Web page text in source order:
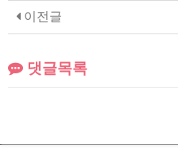
이전글
댓글목록